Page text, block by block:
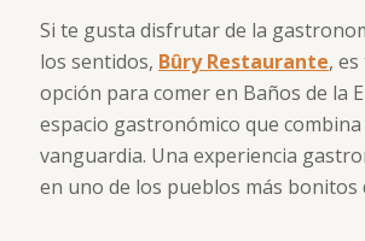
Si te gusta disfrutar de la
los sentidos, Bûry Restaurante,
opción para comer en Baños de la
espacio gastronómico que
vanguardia. Una experiencia
en uno de los pueblos más bonitos